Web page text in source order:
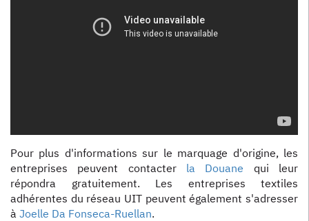
Pour plus d'informations sur le marquage d'origine, les
entreprises peuvent contacter la Douane qui leur
répondra gratuitement. Les entreprises textiles
adhérentes du réseau UIT peuvent également s'adresser
à Joelle Da Fonseca-Ruellan.